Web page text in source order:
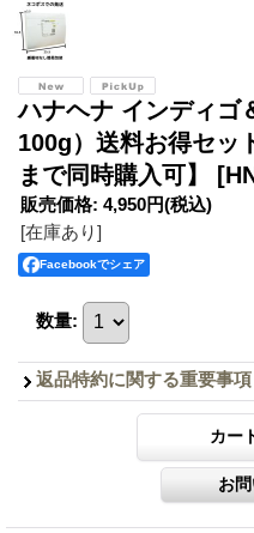
ハナヘナ インディゴ
100g）送料お得セッ
まで同時購入可】
販売価格: 4,950円(税込)
[在庫あり]
Facebookでシェア
数量:
返品特約に関する重要事項